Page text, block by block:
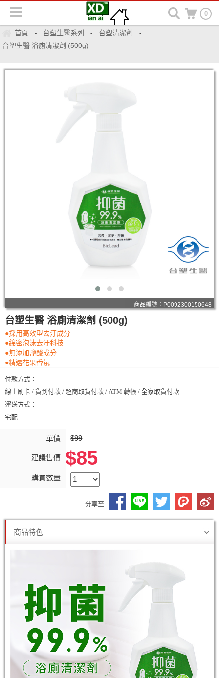
0
首頁 - 台塑生醫系列 - 台塑清潔劑 -
台塑生醫 浴廁清潔劑 (500g)
商品編號：P0092300150648
台塑生醫 浴廁清潔劑 (500g)
●採用高效型去汙成分
●綿密泡沫去汙科技
●無添加鹽酸成分
●精選花果香氛
付款方式：
線上刷卡 / 貨到付款 / 超商取貨付款 / ATM 轉帳 / 全家取貨付款
運送方式：
宅配
單價 $99
建議售價 $85
購買數量
分享至
商品特色